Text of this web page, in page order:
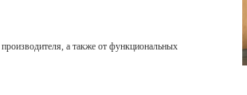
а также от функциональных